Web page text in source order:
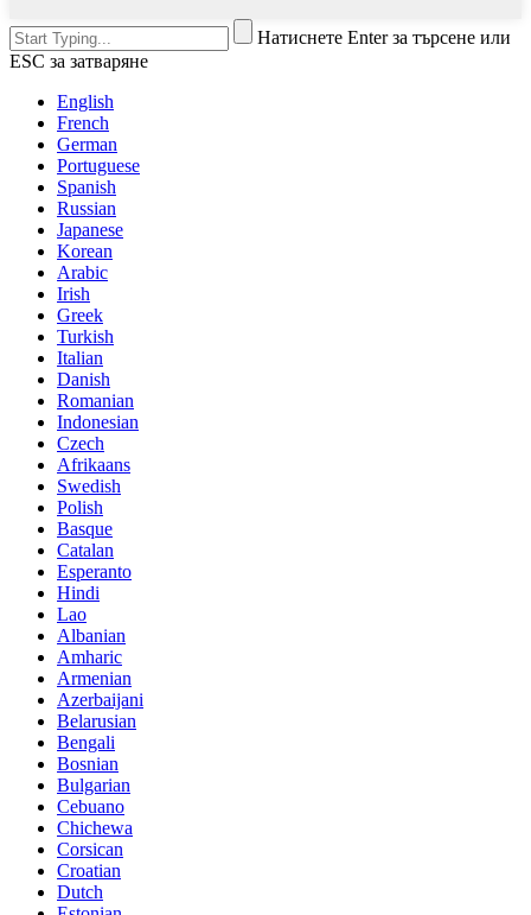
Натиснете Enter за търсене или
ESC за затваряне
English
French
German
Portuguese
Spanish
Russian
Japanese
Korean
Arabic
Irish
Greek
Turkish
Italian
Danish
Romanian
Indonesian
Czech
Afrikaans
Swedish
Polish
Basque
Catalan
Esperanto
Hindi
Lao
Albanian
Amharic
Armenian
Azerbaijani
Belarusian
Bengali
Bosnian
Bulgarian
Cebuano
Chichewa
Corsican
Croatian
Dutch